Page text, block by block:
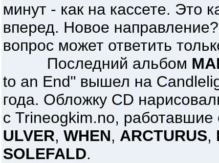
минут - как на кассете. Это
вперед. Новое
вопрос может ответить
Последний альбом
to an End" вышел на
года. Обложку CD
с Trineogkim.no,
ULVER, WHEN, ARCTURUS,
SOLEFALD.